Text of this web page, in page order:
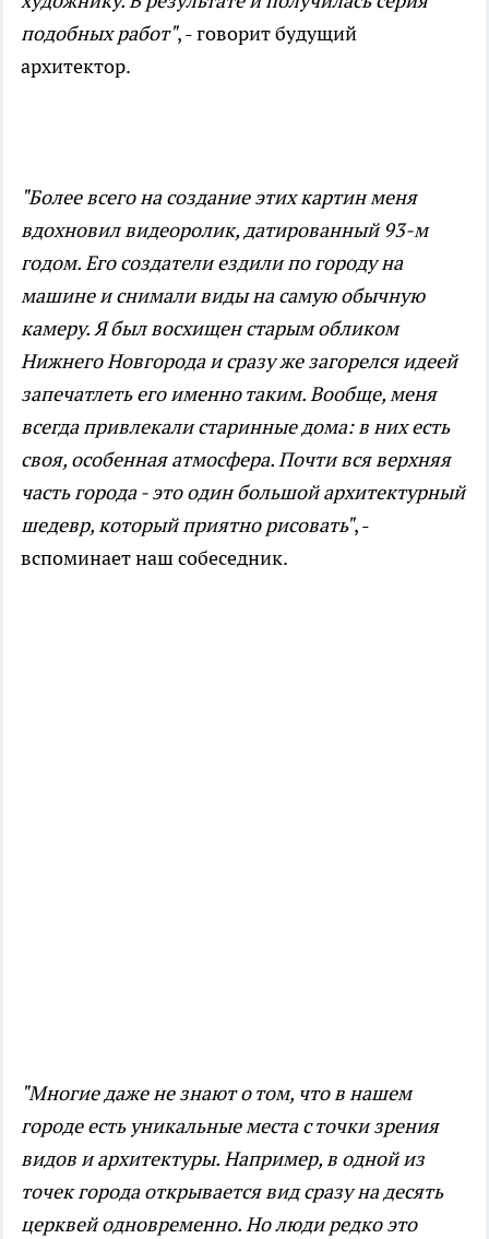
подобных работ", - говорит будущий
архитектор.
"Более всего на создание этих картин меня
вдохновил видеоролик, датированный 93-м
годом. Его создатели ездили по городу на
машине и снимали виды на самую обычную
камеру. Я был восхищен старым обликом
Нижнего Новгорода и сразу же загорелся идеей
запечатлеть его именно таким. Вообще, меня
всегда привлекали старинные дома: в них есть
своя, особенная атмосфера. Почти вся верхняя
часть города - это один большой архитектурный
шедевр, который приятно рисовать", -
вспоминает наш собеседник.
"Многие даже не знают о том, что в нашем
городе есть уникальные места с точки зрения
видов и архитектуры. Например, в одной из
точек города открывается вид сразу на десять
церквей одновременно. Но люди редко это